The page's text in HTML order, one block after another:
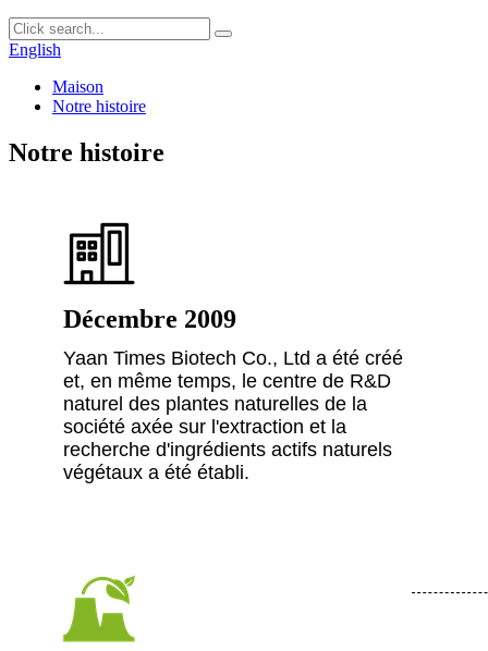
English
Maison
Notre histoire
Notre histoire
Décembre 2009
Yaan Times Biotech Co., Ltd a été créé
et, en même temps, le centre de R&D
naturel des plantes naturelles de la
société axée sur l'extraction et la
recherche d'ingrédients actifs naturels
végétaux a été établi.